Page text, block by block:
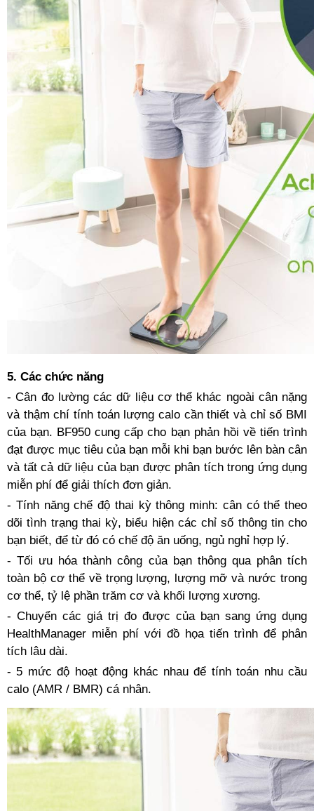
5. Các chức năng
- Cân đo lường các dữ liệu cơ thể khác ngoài cân nặng
và thậm chí tính toán lượng calo cần thiết và chỉ số BMI
của bạn. BF950 cung cấp cho bạn phản hồi về tiến trình
đạt được mục tiêu của bạn mỗi khi bạn bước lên bàn cân
và tất cả dữ liệu của bạn được phân tích trong ứng dụng
miễn phí để giải thích đơn giản.
- Tính năng chế độ thai kỳ thông minh: cân có thể theo
dõi tình trạng thai kỳ, biểu hiện các chỉ số thông tin cho
bạn biết, để từ đó có chế độ ăn uống, ngủ nghỉ hợp lý.
- Tối ưu hóa thành công của bạn thông qua phân tích
toàn bộ cơ thể về trọng lượng, lượng mỡ và nước trong
cơ thể, tỷ lệ phần trăm cơ và khối lượng xương.
- Chuyển các giá trị đo được của bạn sang ứng dụng
HealthManager miễn phí với đồ họa tiến trình để phân
tích lâu dài.
- 5 mức độ hoạt động khác nhau để tính toán nhu cầu
calo (AMR / BMR) cá nhân.